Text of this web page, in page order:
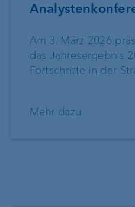
Am 3. März 2026
das Jahresergebnis
Fortschritte in der
Mehr dazu